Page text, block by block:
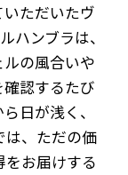
ただいたヴ
ハンブラは、
の風合いや
認するたび
日が浅く、
は、ただの価
お届けする